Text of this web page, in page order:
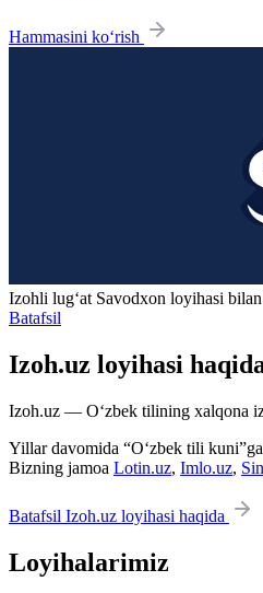
Hammasini ko‘rish
Izohli lugʻat Savodxon loyihasi
Batafsil
Izoh.uz loyihasi
Izoh.uz — O‘zbek tilining xalqona
Yillar davomida “O‘zbek tili
Bizning jamoa Lotin.uz, Imlo.uz,
Batafsil Izoh.uz loyihasi haqida
Loyihalarimiz